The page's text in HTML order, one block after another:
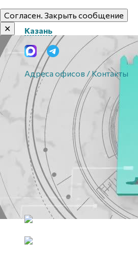
Казань
Адреса офисов / Контакты
Согласен. Закрыть сообщение
✕